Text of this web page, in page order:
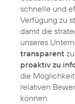
schnelle und
Verfügung zu
damit die
unseres
transparent
proaktiv zu
die
relativen
können.